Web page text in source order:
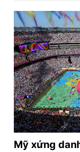
Mỹ xứng